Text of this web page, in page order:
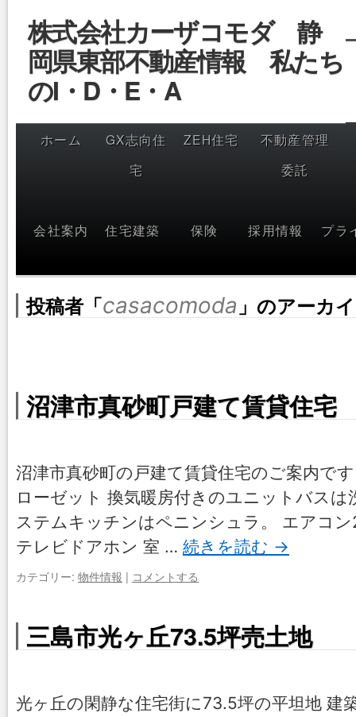
ッ
株式会社カーザコモダ 静
岡県東部不動産情報 私たち
のI・D・E・A
ホーム
GX志向住
宅
ZEH住宅
不動産管理
委託
会社案内 住宅建築 保険 採用情報 プラ
投稿者「casacomoda 」のアーカ
沼津市真砂町戸建て賃貸住宅
沼津市真砂町の戸建て賃貸住宅のご案内で
ローゼット 換気暖房付きのユニットバス
ステムキッチンはペニンシュラ。 エアコ
テレビドアホン 室 … 続きを読む →
カテゴリー: 物件情報 | コメントする
三島市光ヶ丘73.5坪売土地
光ヶ丘の閑静な住宅街に73.5坪の平坦地 建